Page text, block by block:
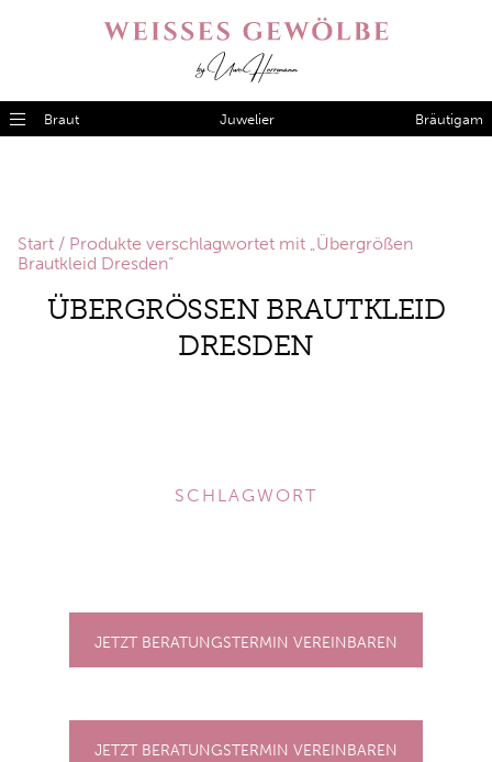
Braut Juwelier Bräutigam
Start / Produkte verschlagwortet mit „Übergrößen
Brautkleid Dresden“
ÜBERGRÖSSEN BRAUTKLEID D
RESDEN
SCHLAGWORT
JETZT BERATUNGSTERMIN VEREINBAREN
JETZT BERATUNGSTERMIN VEREINBAREN